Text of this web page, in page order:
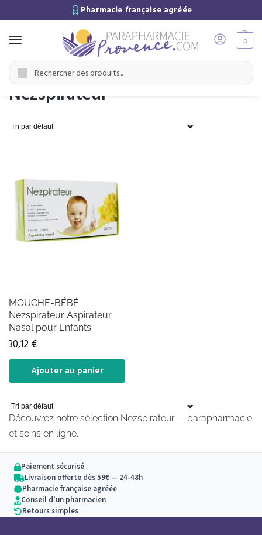
Pharmacie française agréée
0
/ Marques / Nezspirateur
Nezspirateur
MOUCHE-BÉBÉ
Nezspirateur Aspirateur
Nasal pour Enfants
30,12 €
Ajouter au panier
Découvrez notre sélection Nezspirateur — parapharmacie
et soins en ligne.
Paiement sécurisé
Livraison offerte dès 59€ — 24-48h
Pharmacie française agréée
Conseil d'un pharmacien
Retours simples